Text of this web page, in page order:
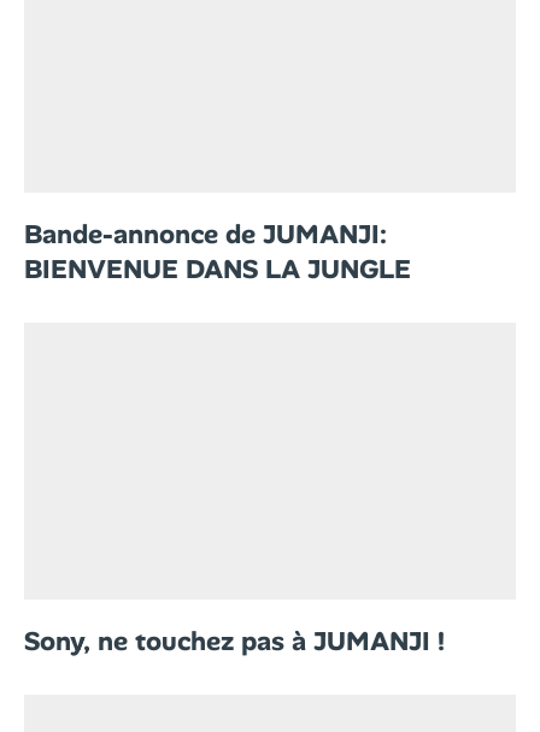
Bande-annonce de JUMANJI:
BIENVENUE DANS LA JUNGLE
Sony, ne touchez pas à JUMANJI !